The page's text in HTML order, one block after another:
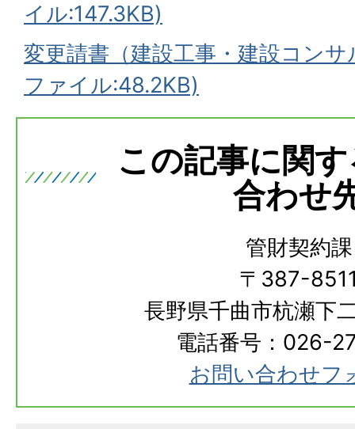
イル:147.3KB)
変更請書（建設工事・建設コン
ファイル:48.2KB)
この記事に関
合わせ
管財契約課
〒387-
長野県千曲市杭瀬下
電話番号：026-
お問い合わせフ